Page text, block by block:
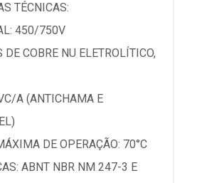
TÉCNICAS:
450/750V
DE COBRE NU ELETROLÍTICO,
A (ANTICHAMA E
DE OPERAÇÃO: 70°C
ABNT NBR NM 247-3 E